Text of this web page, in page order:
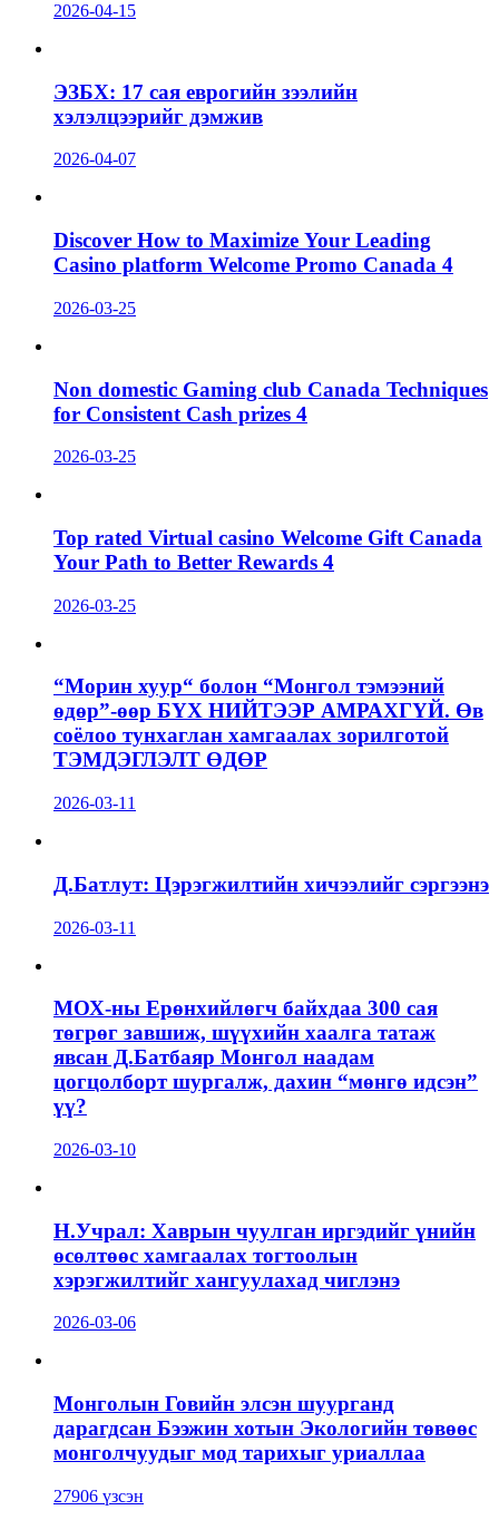
2026-04-15
ЭЗБХ: 17 сая еврогийн зээлийн
хэлэлцээрийг дэмжив
2026-04-07
Discover How to Maximize Your Leading
Casino platform Welcome Promo Canada 4
2026-03-25
Non domestic Gaming club Canada Techniques
for Consistent Cash prizes 4
2026-03-25
Top rated Virtual casino Welcome Gift Canada
Your Path to Better Rewards 4
2026-03-25
“Морин хуур“ болон “Монгол тэмээний
өдөр”-өөр БҮХ НИЙТЭЭР АМРАХГҮЙ. Өв
соёлоо тунхаглан хамгаалах зорилготой
ТЭМДЭГЛЭЛТ ӨДӨР
2026-03-11
Д.Батлут: Цэрэгжилтийн хичээлийг сэргээнэ
2026-03-11
МОХ-ны Ерөнхийлөгч байхдаа 300 сая
төгрөг завшиж, шүүхийн хаалга татаж
явсан Д.Батбаяр Монгол наадам
цогцолборт шургалж, дахин “мөнгө идсэн”
үү?
2026-03-10
Н.Учрал: Хаврын чуулган иргэдийг үнийн
өсөлтөөс хамгаалах тогтоолын
хэрэгжилтийг хангуулахад чиглэнэ
2026-03-06
Монголын Говийн элсэн шуурганд
дарагдсан Бээжин хотын Экологийн төвөөс
монголчуудыг мод тарихыг уриаллаа
27906 үзсэн